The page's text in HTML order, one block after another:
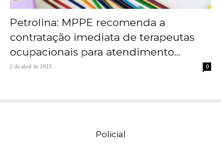
Petrolina: MPPE recomenda a
contratação imediata de terapeutas
ocupacionais para atendimento...
2 de abril de 2023 0
Policial